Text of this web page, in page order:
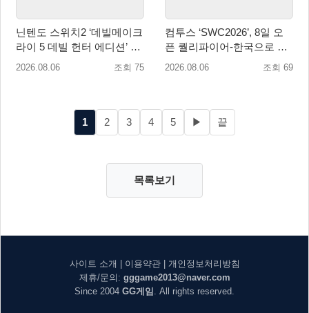
닌텐도 스위치2 ‘데빌메이크
라이 5 데빌 헌터 에디션’ 패
키지 제품 8월 7일 예약판매
2026.08.06 조회 75
컴투스 ‘SWC2026’, 8일 오
픈 퀄리파이어-한국으로 시
즌 개막!
2026.08.06 조회 69
1 2 3 4 5 ▶ 끝
목록보기
사이트 소개 | 이용약관| 개인정보처리방침
제휴/문의: gggame2013@naver.com
Since 2004 GG게임 . All rights reserved.